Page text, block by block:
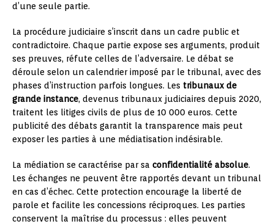
d’une seule partie.
La procédure judiciaire s’inscrit dans un cadre public et
contradictoire. Chaque partie expose ses arguments, produit
ses preuves, réfute celles de l’adversaire. Le débat se
déroule selon un calendrier imposé par le tribunal, avec des
phases d’instruction parfois longues. Les tribunaux de
grande instance, devenus tribunaux judiciaires depuis 2020,
traitent les litiges civils de plus de 10 000 euros. Cette
publicité des débats garantit la transparence mais peut
exposer les parties à une médiatisation indésirable.
La médiation se caractérise par sa confidentialité absolue.
Les échanges ne peuvent être rapportés devant un tribunal
en cas d’échec. Cette protection encourage la liberté de
parole et facilite les concessions réciproques. Les parties
conservent la maîtrise du processus : elles peuvent